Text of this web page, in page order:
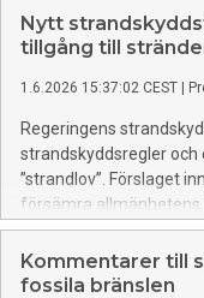
Nytt
tillgång till
1.6.2026 15:37:02 CEST
Regeringens
strandskyddsregler
”strandlov”. Förslaget
försämra
för strändernas
Naturskyddsföreningen.
Kommentarer till
fossila bränslen